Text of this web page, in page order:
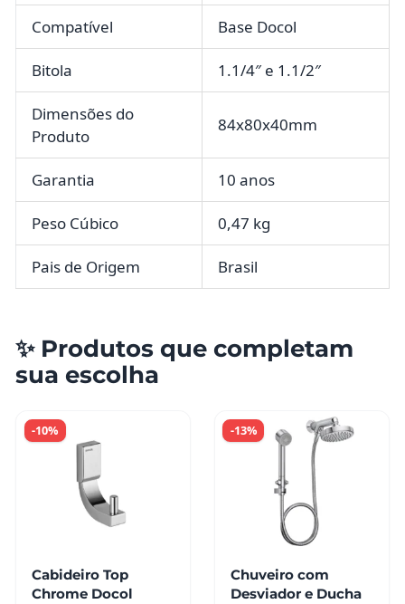
Compatível Base Docol
Bitola 1.1/4″ e 1.1/2″
Dimensões do
Produto
84x80x40mm
Garantia 10 anos
Peso Cúbico 0,47 kg
Pais de Origem Brasil
✨ Produtos que completam
sua escolha
-10%
Cabideiro Top
Chrome Docol
-13%
Chuveiro com
Desviador e Ducha